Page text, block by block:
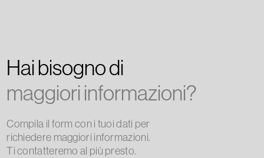
Hai bisogno di
maggiori informazioni?
Compila il form con i tuoi dati per
richiedere maggiori informazioni.
Ti contatteremo al più presto.